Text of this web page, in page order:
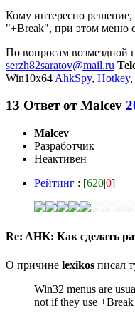
Кому интересно решение,
"+Break", при этом меню
По вопросам
serzh82saratov@mail.ru
Win10x64 AhkSpy, Hotkey,
13 Ответ отMalcev
Malcev
Разработчик
Неактивен
Рейтинг : [620|0]
Re: AHK: Как сделать
О причине lexikos писал
Win32 menus are
not if they use